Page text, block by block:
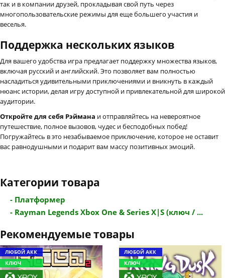
так и в компании друзей, прокладывая свой путь через
многопользовательские режимы для еще большего участия и
веселья.
Поддержка нескольких языков
Для вашего удобства игра предлагает поддержку множества языков,
включая русский и английский. Это позволяет вам полностью
насладиться удивительными приключениями и вникнуть в каждый
нюанс истории, делая игру доступной и привлекательной для широкой
аудитории.
Откройте для себя Рэймана и отправляйтесь на невероятное
путешествие, полное вызовов, чудес и бесподобных побед!
Погружайтесь в это незабываемое приключение, которое не оставит
вас равнодушными и подарит вам массу позитивных эмоций.
Категории товара
- Платформер
- Rayman Legends Xbox One & Series X|S (ключ / ...
Рекомендуемые товары
ЛЮБОЙ АКК
КЛЮЧ
ЛЮБОЙ АКК
КЛЮЧ